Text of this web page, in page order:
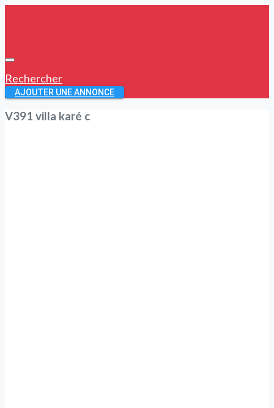
Rechercher
AJOUTER UNE ANNONCE
V391 villa karé c